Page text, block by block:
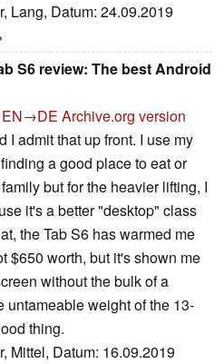
Lang, Datum: 24.09.2019
S6 review: The best Android
EN→DE Archive.org version
I admit that up front. I use my
a good place to eat or
but for the heavier lifting, I
it's a better "desktop" class
the Tab S6 has warmed me
$650 worth, but it's shown me
without the bulk of a
untameable weight of the 13-
thing.
Mittel, Datum: 16.09.2019